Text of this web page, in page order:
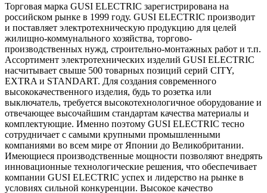
Торговая марка GUSI ELECTRIC зарегистрирована на
российском рынке в 1999 году. GUSI ELECTRIC производит
и поставляет электротехническую продукцию для целей
жилищно-коммунального хозяйства, торгово-
производственных нужд, строительно-монтажных работ и т.п.
Ассортимент электротехнических изделий GUSI ELECTRIC
насчитывает свыше 500 товарных позиций серий CITY,
EXTRA и STANDART. Для создания современного
высококачественного изделия, будь то розетка или
выключатель, требуется высокотехнологичное оборудование и
отвечающее высочайшим стандартам качества материалы и
комплектующие. Именно поэтому GUSI ELECTRIC тесно
сотрудничает с самыми крупными промышленными
компаниями во всем мире от Японии до Великобритании.
Имеющиеся производственные мощности позволяют внедрять
инновационные технологические решения, что обеспечивает
компании GUSI ELECTRIC успех и лидерство на рынке в
условиях сильной конкуренции. Высокое качество